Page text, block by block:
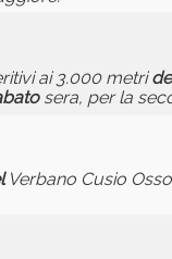
ai 3.000 metri
sera, per la
Verbano Cusio